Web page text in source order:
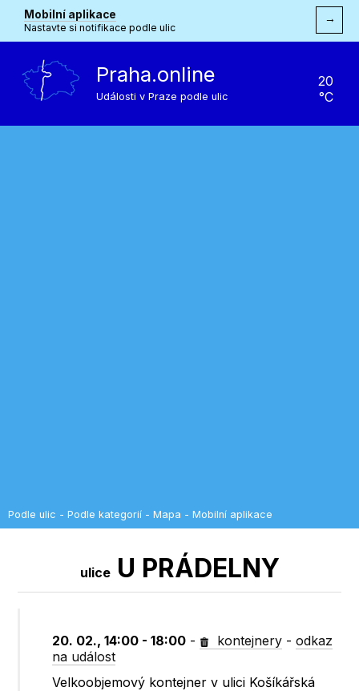
Mobilní aplikace
Nastavte si notifikace podle ulic
→
Praha.online
Události v Praze podle ulic
20
°C
Podle ulic - Podle kategorií - Mapa - Mobilní aplikace
uliceU PRÁDELNY
20. 02., 14:00 - 18:00 - kontejnery -odkaz
na událost
Velkoobjemový kontejner v ulici Košíkářská